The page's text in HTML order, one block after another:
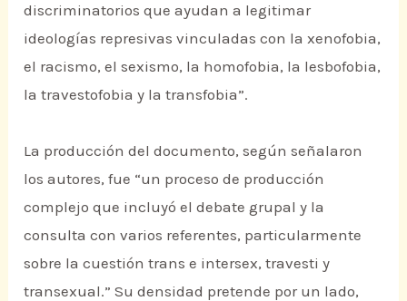
discriminatorios que ayudan a legitimar
ideologías represivas vinculadas con la xenofobia,
el racismo, el sexismo, la homofobia, la lesbofobia,
la travestofobia y la transfobia”.
La producción del documento, según señalaron
los autores, fue “un proceso de producción
complejo que incluyó el debate grupal y la
consulta con varios referentes, particularmente
sobre la cuestión trans e intersex, travesti y
transexual.” Su densidad pretende por un lado,